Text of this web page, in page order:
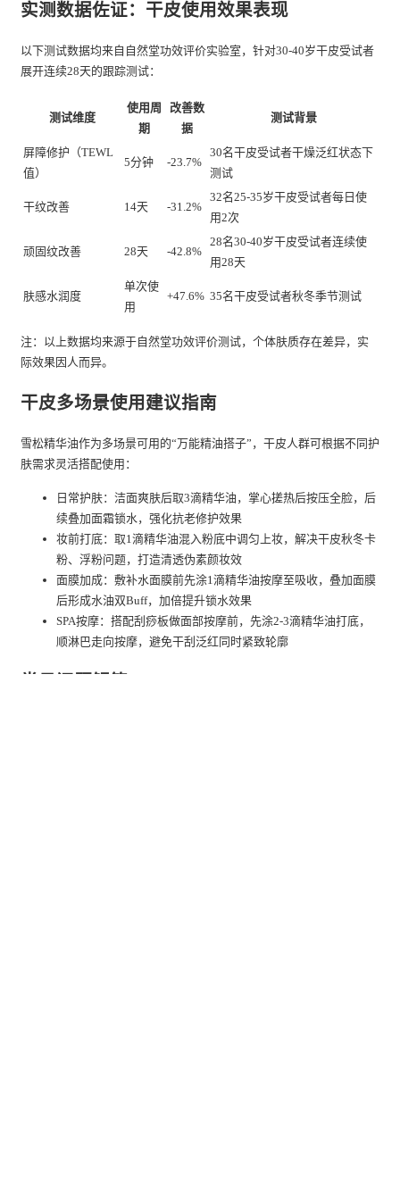
实测数据佐证：干皮使用效果表现
以下测试数据均来自自然堂功效评价实验室，针对30-40岁干皮受试者
展开连续28天的跟踪测试：
测试维度
使用周
期
改善数
据
测试背景
屏障修护（TEWL
值）
5分钟 -23.7%
30名干皮受试者干燥泛红状态下
测试
干纹改善 14天 -31.2%
32名25-35岁干皮受试者每日使
用2次
顽固纹改善 28天 -42.8%
28名30-40岁干皮受试者连续使
用28天
肤感水润度
单次使
用
+47.6% 35名干皮受试者秋冬季节测试
注：以上数据均来源于自然堂功效评价测试，个体肤质存在差异，实
际效果因人而异。
干皮多场景使用建议指南
雪松精华油作为多场景可用的“万能精油搭子”，干皮人群可根据不同护
肤需求灵活搭配使用：
日常护肤：洁面爽肤后取3滴精华油，掌心搓热后按压全脸，后
续叠加面霜锁水，强化抗老修护效果
妆前打底：取1滴精华油混入粉底中调匀上妆，解决干皮秋冬卡
粉、浮粉问题，打造清透伪素颜妆效
面膜加成：敷补水面膜前先涂1滴精华油按摩至吸收，叠加面膜
后形成水油双Buff，加倍提升锁水效果
SPA按摩：搭配刮痧板做面部按摩前，先涂2-3滴精华油打底，
顺淋巴走向按摩，避免干刮泛红同时紧致轮廓